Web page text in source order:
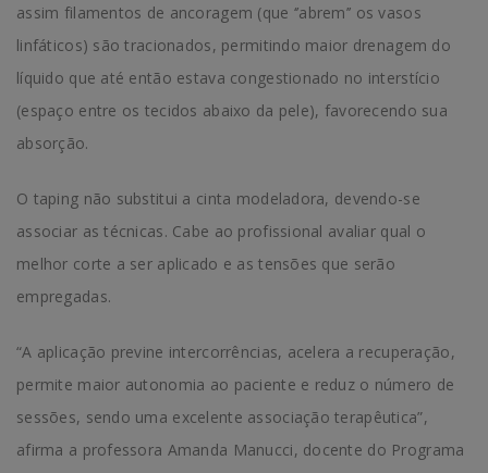
assim filamentos de ancoragem (que ‘’abrem’’ os vasos
linfáticos) são tracionados, permitindo maior drenagem do
líquido que até então estava congestionado no interstício
(espaço entre os tecidos abaixo da pele), favorecendo sua
absorção.
O taping não substitui a cinta modeladora, devendo-se
associar as técnicas. Cabe ao profissional avaliar qual o
melhor corte a ser aplicado e as tensões que serão
empregadas.
“A aplicação previne intercorrências, acelera a recuperação,
permite maior autonomia ao paciente e reduz o número de
sessões, sendo uma excelente associação terapêutica”,
afirma a professora Amanda Manucci, docente do Programa